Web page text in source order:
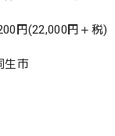
円(22,000円＋税)
生市